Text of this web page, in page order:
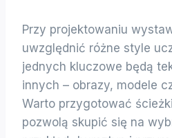
Przy projektowaniu
uwzględnić różne style
jednych kluczowe będą
innych – obrazy, modele
Warto przygotować
pozwolą skupić się na